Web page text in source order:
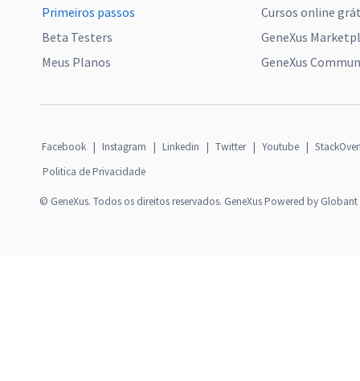
Primeiros passos
Beta Testers
Meus Planos
Cursos online
GeneXus
GeneXus
Facebook | Instagram | Linkedin | Twitter | Youtube |
Politica de Privacidade
© GeneXus. Todos os direitos reservados. GeneXus Powered by Globant